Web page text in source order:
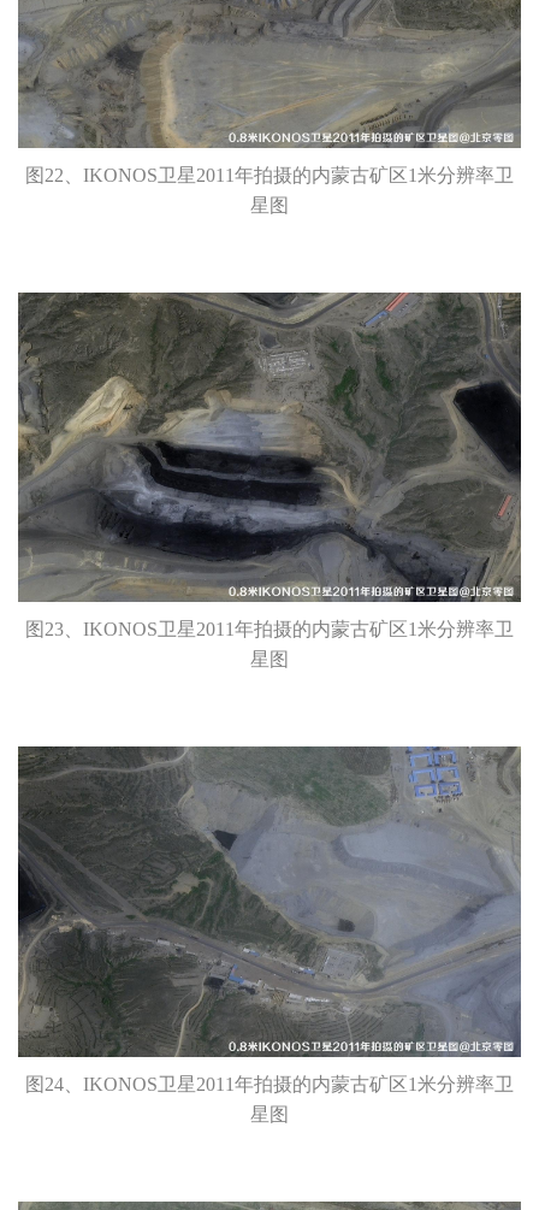
图22、IKONOS卫星2011年拍摄的内蒙古矿区1米分辨率卫
星图
图23、IKONOS卫星2011年拍摄的内蒙古矿区1米分辨率卫
星图
图24、IKONOS卫星2011年拍摄的内蒙古矿区1米分辨率卫
星图